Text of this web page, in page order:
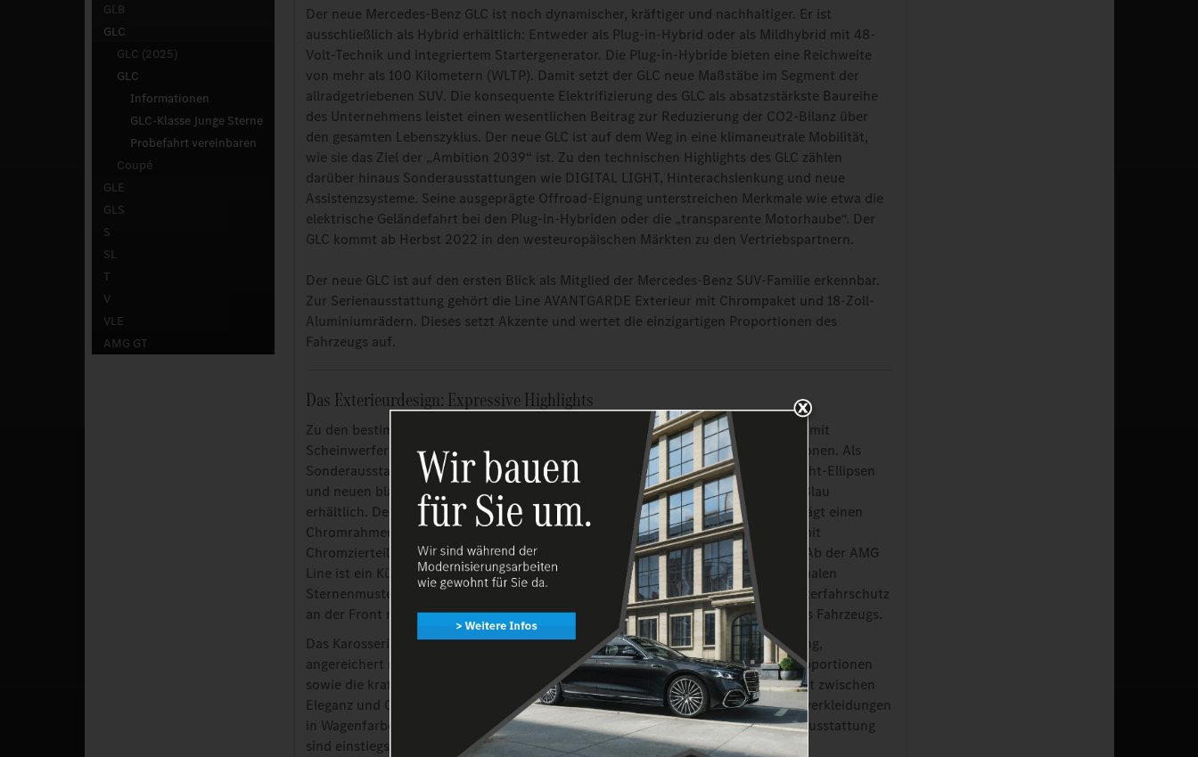
GLB
GLC
GLC (2025)
GLC
Informationen
GLC-Klasse Junge Sterne
Probefahrt vereinbaren
Coupé
GLE
GLS
S
SL
T
V
VLE
AMG GT
Der neue Mercedes-Benz GLC ist noch dynamischer, kräftiger und nachhaltiger. Er ist
ausschließlich als Hybrid erhältlich: Entweder als Plug-in-Hybrid oder als Mildhybrid mit 48-
Volt-Technik und integriertem Startergenerator. Die Plug-in-Hybride bieten eine Reichweite
von mehr als 100 Kilometern (WLTP). Damit setzt der GLC neue Maßstäbe im Segment der
allradgetriebenen SUV. Die konsequente Elektrifizierung des GLC als absatzstärkste Baureihe
des Unternehmens leistet einen wesentlichen Beitrag zur Reduzierung der CO2-Bilanz über
den gesamten Lebenszyklus. Der neue GLC ist auf dem Weg in eine klimaneutrale Mobilität,
wie sie das Ziel der „Ambition 2039“ ist. Zu den technischen Highlights des GLC zählen
darüber hinaus Sonderausstattungen wie DIGITAL LIGHT, Hinterachslenkung und neue
Assistenzsysteme. Seine ausgeprägte Offroad-Eignung unterstreichen Merkmale wie etwa die
elektrische Geländefahrt bei den Plug‑in-Hybriden oder die „transparente Motorhaube“. Der
GLC kommt ab Herbst 2022 in den westeuropäischen Märkten zu den Vertriebspartnern.
Der neue GLC ist auf den ersten Blick als Mitglied der Mercedes-Benz SUV-Familie erkennbar.
Zur Serienausstattung gehört die Line AVANTGARDE Exterieur mit Chrompaket und 18-Zoll-
Aluminiumrädern. Dieses setzt Akzente und wertet die einzigartigen Proportionen des
Fahrzeugs auf.
Das Exterieurdesign: Expressive Highlights
Zu den bestimmenden Design-Highlights des GLC gehört die neu gestaltete Front mit
Scheinwerfern, die unmittelbar an den Kühlergrill anschließen und die Breite betonen. Als
Sonderausstattung sind DIGITAL LIGHT Scheinwerfer mit zusätzlichen Tagfahrlicht-Ellipsen
und neuen blauen Zierteilen sowie einer aktiven Bodenbeleuchtung ebenfalls in Blau
erhältlich. Der markentypische SUV-Kühlergrill mit neu gestaltetem Ausschnitt trägt einen
Chromrahmen. Dieser umfasst eine sportlich ausgebildete Lamelle in Grau matt mit
Chromzierteilen und das Grillgitter mit vertikalen Lamellen in Schwarz glänzend. Ab der AMG
Line ist ein Kühlergrill mit Mercedes-Benz Pattern erhältlich: einem dreidimensionalen
Sternenmuster mit chromglänzenden Oberflächen. Der neue optische Chrom-Unterfahrschutz
an der Front mit starker Breitenbetonung verdeutlicht den Offroad-Charakter des Fahrzeugs.
Das Karosseriedesign ist geprägt von einer vollen, überspannten Flächengestaltung,
angereichert mit präzisen und neuen Formkanten in den Seiten. Sie heben die Proportionen
sowie die kraftvollen Radhäuser hervor und schaffen zudem eine Ausgewogenheit zwischen
Eleganz und Offroad-Performance. Erstmals ab AMG Line erhältlich sind Radlaufverkleidungen
in Wagenfarbe. Sie betonen die Sportlichkeit der AMG Line. Ebenfalls als Sonderausstattung
sind einstiegsoptimierte Trittbretter sowie das Night-Paket erhältlich.